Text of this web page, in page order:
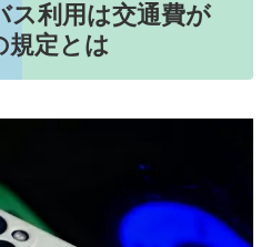
ス利用は交通費が
規定とは